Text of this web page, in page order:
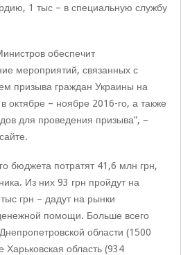
1 тыс – в специальную службу
обеспечит
мероприятий, связанных с
призыва граждан Украины на
октябре – ноябре 2016-го, а также
для проведения призыва”, –
бюджета потратят 41,6 млн грн,
Из них 93 грн пройдут на
грн – дадут на рынки
помощи. Больше всего
области (1500
Харьковская область (934